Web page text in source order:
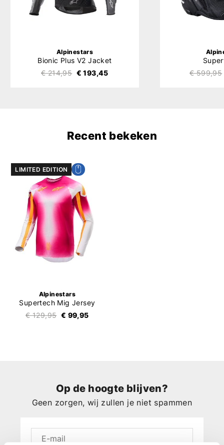
Alpinestars
Bionic Plus V2 Jacket
€ 214,95 € 193,45
€ 599,95
Recent bekeken
LIMITED EDITION
Alpinestars
Supertech Mig Jersey
€ 129,95 € 99,95
Op de hoogte blijven?
Geen zorgen, wij zullen je niet spammen